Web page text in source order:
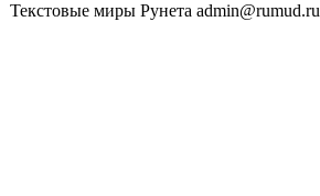
Текстовые миры Рунета admin@rumud.ru